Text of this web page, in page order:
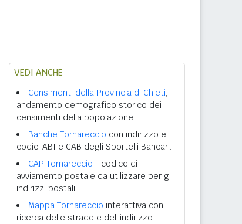
VEDI ANCHE
Censimenti della Provincia di Chieti,
andamento demografico storico dei
censimenti della popolazione.
Banche Tornareccio con indirizzo e
codici ABI e CAB degli Sportelli Bancari.
CAP Tornareccio il codice di
avviamento postale da utilizzare per gli
indirizzi postali.
Mappa Tornareccio interattiva con
ricerca delle strade e dell'indirizzo.